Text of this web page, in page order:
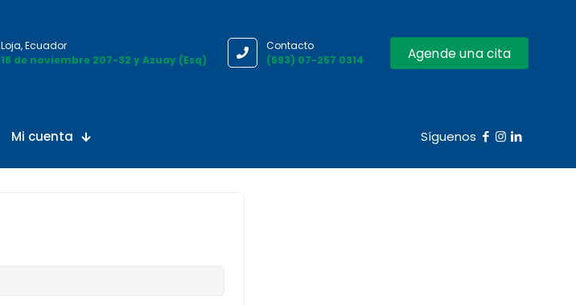
Loja, Ecuador
18 de noviembre 207-32 y Azuay (Esq)
Contacto
(593) 07-257 0314
Agende una cita
Mi cuenta Síguenos